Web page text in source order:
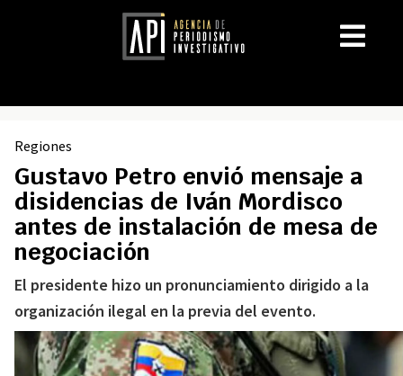
Regiones
Gustavo Petro envió mensaje a
disidencias de Iván Mordisco
antes de instalación de mesa de
negociación
El presidente hizo un pronunciamiento dirigido a la
organización ilegal en la previa del evento.